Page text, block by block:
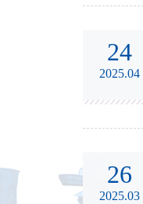
24
2025.04
26
2025.03